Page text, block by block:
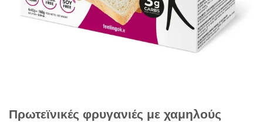
Πρωτεϊνικές φρυγανιές με χαμηλούς